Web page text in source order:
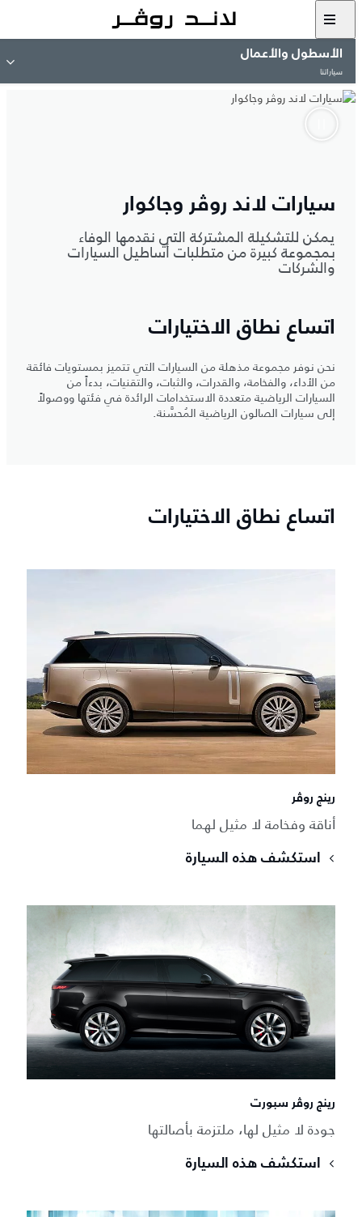
الأسطول والأعمال
سياراتنا
سيارات لاند روڤر وجاكوار
يمكن للتشكيلة المشتركة التي نقدمها الوفاء
بمجموعة كبيرة من متطلبات أساطيل السيارات
والشركات
اتساع نطاق الاختيارات
نحن نوفر مجموعة مذهلة من السيارات التي تتميز بمستويات فائقة
من الأداء، والفخامة، والقدرات، والثبات، والتقنيات، بدءاً من
السيارات الرياضية متعددة الاستخدامات الرائدة في فئتها ووصولاً
إلى سيارات الصالون الرياضية المُحسَّنة.
اتساع نطاق الاختيارات
رينج روڤر
أناقة وفخامة لا مثيل لهما
استكشف هذه السيارة
رينج روڤر سبورت​
جودة لا مثيل لها، ملتزمة بأصالتها
استكشف هذه السيارة